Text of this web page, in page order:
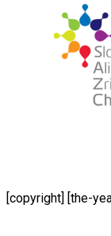
[copyright] [the-